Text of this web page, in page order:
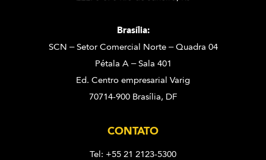
Brasília:
SCN – Setor Comercial Norte – Quadra 04
Pétala A – Sala 401
Ed. Centro empresarial Varig
70714-900 Brasília, DF
CONTATO
Tel: +55 21 2123-5300